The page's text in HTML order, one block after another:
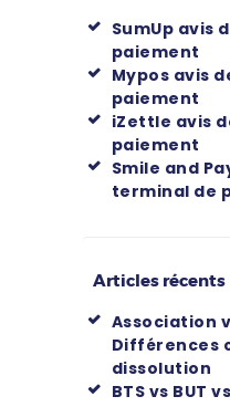
SumUp avis
paiement
Mypos avis
paiement
iZettle avis
paiement
Smile and
terminal de
Articles récents
Association
Différences
dissolution
BTS vs BUT